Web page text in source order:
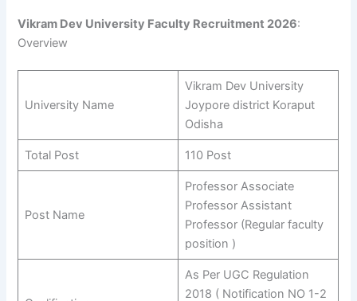
Vikram Dev University Faculty Recruitment 2026:
Overview
University Name
Vikram Dev University
Joypore district Koraput
Odisha
Total Post 110 Post
Post Name
Professor Associate
Professor Assistant
Professor (Regular faculty
position )
As Per UGC Regulation
2018 ( Notification NO 1-2